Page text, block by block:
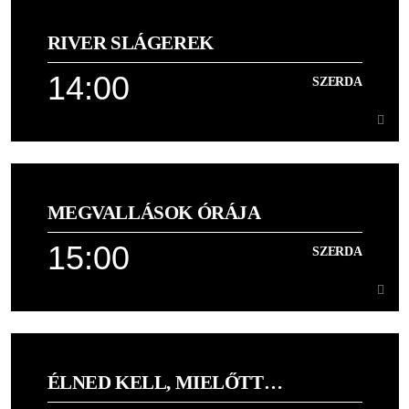
[...]
Learn more
RIVER SLÁGEREK
14:00 SZERDA
14:00 SZERDA
A legjobb keresztény és nívós világi dalok egy helyen
Learn more
MEGVALLÁSOK ÓRÁJA
15:00 SZERDA
15:00 SZERDA
[...]
ÉLNED KELL, MIELŐTT
MEGHALSZ!